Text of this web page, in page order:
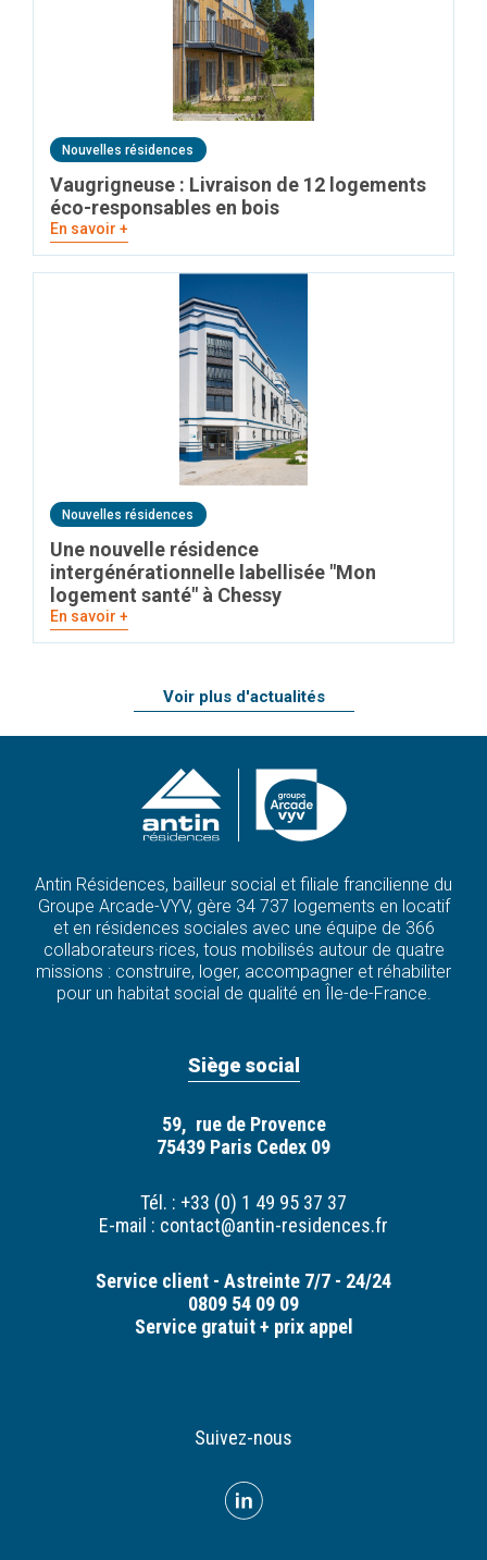
Nouvelles résidences
Vaugrigneuse : Livraison de 12 logements
éco-responsables en bois
En savoir +
Nouvelles résidences
Une nouvelle résidence
intergénérationnelle labellisée "Mon
logement santé" à Chessy
En savoir +
Voir plus d'actualités
Antin Résidences, bailleur social et filiale francilienne du
Groupe Arcade-VYV, gère 34 737 logements en locatif
et en résidences sociales avec une équipe de 366
collaborateurs·rices, tous mobilisés autour de quatre
missions : construire, loger, accompagner et réhabiliter
pour un habitat social de qualité en Île-de-France.
Siège social
59, rue de Provence
75439 Paris Cedex 09
Tél. : +33 (0) 1 49 95 37 37
E-mail : contact@antin-residences.fr
Service client - Astreinte 7/7 - 24/24
0809 54 09 09
Service gratuit + prix appel
Suivez-nous